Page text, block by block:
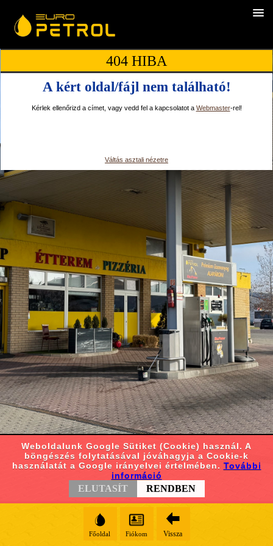
404 HIBA
A kért oldal/fájl nem található!
Kérlek ellenőrizd a címet, vagy vedd fel a kapcsolatot a Webmaster-rel!
Váltás asztali nézetre
Főoldal Fiókom Vissza
Weboldalunk Google Sütiket (Cookie) használ. A
böngészés folytatásával jóváhagyja a Cookie-k
használatát a Google irányelvei értelmében. További
információ
ELUTASÍT RENDBEN